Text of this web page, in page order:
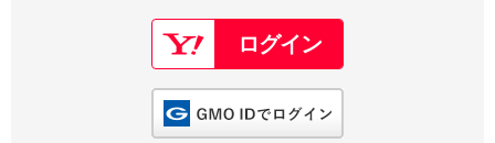
Google
GMO ID Amazon
※AmazonはValue Domain Oneのログイン画面へ遷移します
以下でも登録可能
Google Yahoo!
GMO ID